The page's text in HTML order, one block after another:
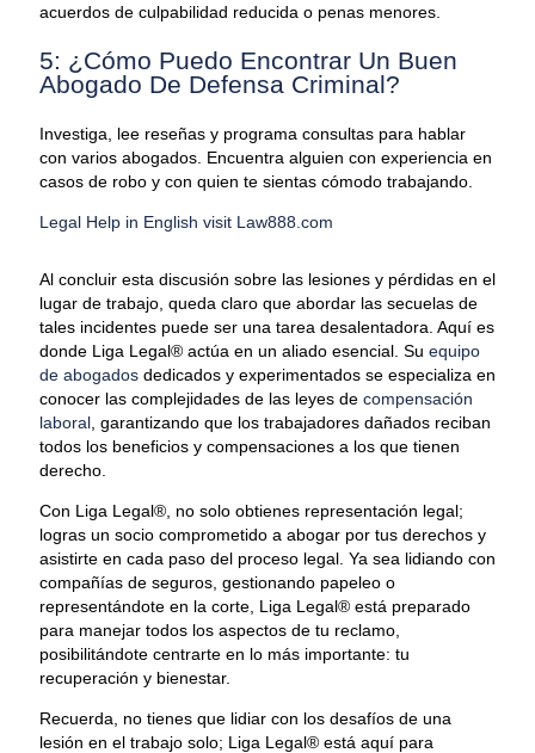
acuerdos de culpabilidad reducida o penas menores.
5: ¿Cómo Puedo Encontrar Un Buen
Abogado De Defensa Criminal?
Investiga, lee reseñas y programa consultas para hablar
con varios abogados. Encuentra alguien con experiencia en
casos de robo y con quien te sientas cómodo trabajando.
Legal Help in English visit Law888.com
Al concluir esta discusión sobre las lesiones y pérdidas en el
lugar de trabajo, queda claro que abordar las secuelas de
tales incidentes puede ser una tarea desalentadora. Aquí es
donde Liga Legal® actúa en un aliado esencial. Su equipo
de abogados dedicados y experimentados se especializa en
conocer las complejidades de las leyes de compensación
laboral , garantizando que los trabajadores dañados reciban
todos los beneficios y compensaciones a los que tienen
derecho.
Con Liga Legal®, no solo obtienes representación legal;
logras un socio comprometido a abogar por tus derechos y
asistirte en cada paso del proceso legal. Ya sea lidiando con
compañías de seguros, gestionando papeleo o
representándote en la corte, Liga Legal® está preparado
para manejar todos los aspectos de tu reclamo,
posibilitándote centrarte en lo más importante: tu
recuperación y bienestar.
Recuerda, no tienes que lidiar con los desafíos de una
lesión en el trabajo solo; Liga Legal® está aquí para